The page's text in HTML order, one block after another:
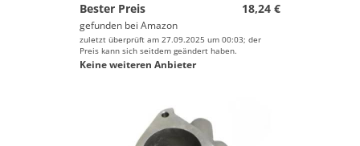
Bester Preis
18,24 €
gefunden bei Amazon
zuletzt überprüft am 27.09.2025 um 00:03; der
Preis kann sich seitdem geändert haben.
Keine weiteren Anbieter